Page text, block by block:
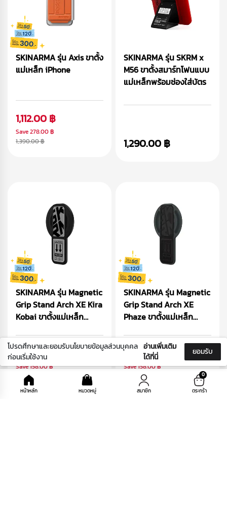
หน้าหลัก หมวดหมู่ สมาชิก
0
ตระกร้า
โปรดศึกษาและยอมรับนโยบายข้อมูลส่วนบุคคล
ก่อนเริ่มใช้งาน
อ่านเพิ่มเติม
ได้ที่นี่
ยอมรับ
SKINARMA รุ่น Axis ขาตั้ง
แม่เหล็ก iPhone
1,112.00 ฿
Save278.00 ฿
1,390.00 ฿
SKINARMA รุ่น SKRM x
M56 ขาตั้งสมาร์ทโฟนแบบ
แม่เหล็กพร้อมช่องใส่บัตร
1,290.00 ฿
SKINARMA รุ่น Magnetic
Grip Stand Arch XE Kira
Kobai ขาตั้งแม่เหล็ก
632.00 ฿
Save158.00 ฿
790.00 ฿
SKINARMA รุ่น Magnetic
Grip Stand Arch XE
Phaze ขาตั้งแม่เหล็ก
632.00 ฿
Save158.00 ฿
790.00 ฿